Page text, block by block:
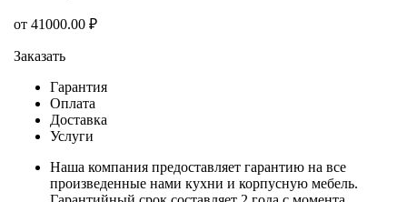
от 41000.00 ₽
Заказать
Гарантия
Оплата
Доставка
Услуги
Наша компания предоставляет гарантию на все
произведенные нами кухни и корпусную мебель.